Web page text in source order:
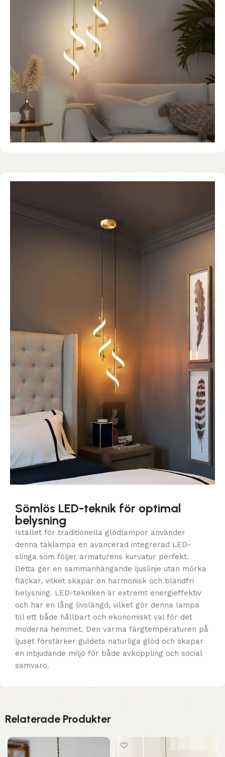
Sömlös LED-teknik för optimal
belysning
Istället för traditionella glödlampor använder
denna taklampa en avancerad integrerad LED-
slinga som följer armaturens kurvatur perfekt.
Detta ger en sammanhängande ljuslinje utan mörka
fläckar, vilket skapar en harmonisk och bländfri
belysning. LED-tekniken är extremt energieffektiv
och har en lång livslängd, vilket gör denna lampa
till ett både hållbart och ekonomiskt val för det
moderna hemmet. Den varma färgtemperaturen på
ljuset förstärker guldets naturliga glöd och skapar
en inbjudande miljö för både avkoppling och social
samvaro.
Relaterade Produkter